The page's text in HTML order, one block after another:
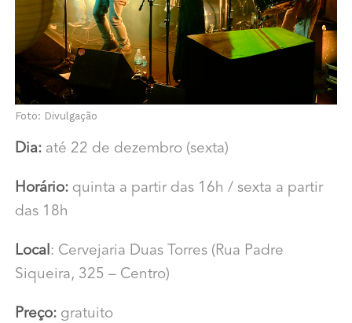
Foto: Divulgação
Dia: até 22 de dezembro (sexta)
Horário: quinta a partir das 16h / sexta a partir
das 18h
Local: Cervejaria Duas Torres (Rua Padre
Siqueira, 325 – Centro)
Preço:gratuito